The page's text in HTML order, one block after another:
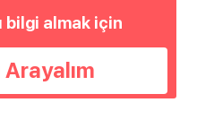
bilgi almak için
Arayalım